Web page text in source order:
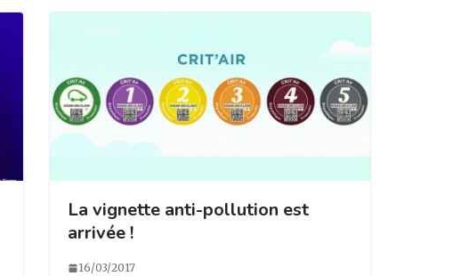
La vignette anti-pollution est
arrivée !
16/03/2017